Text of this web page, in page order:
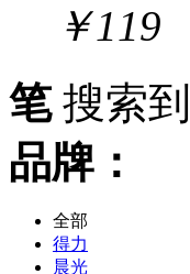
￥119
笔搜索到
品牌：
全部
得力
晨光